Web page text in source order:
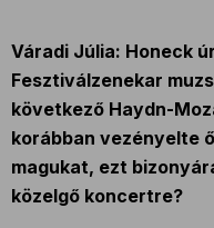
Váradi Júlia: Honeck
Fesztiválzenekar
következő Haydn-
korábban vezényelte
magukat, ezt
közelgő koncertre?